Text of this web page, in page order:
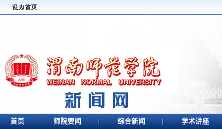
首页 | 师院要闻 | 综合新闻 | 学术讲座